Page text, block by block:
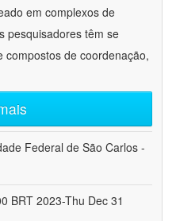
em complexos de
pesquisadores têm se
de coordenação,
Federal de São Carlos -
BRT 2023-Thu Dec 31